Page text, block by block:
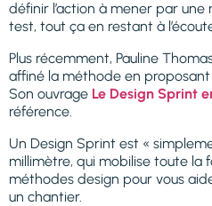
définir l’action à mener par
test, tout ça en restant à
Plus récemment, Pauline
affiné la méthode en
Son ouvrage Le Design Sprint
référence.
Un Design Sprint est «
millimètre, qui mobilise toute la
méthodes design pour vous
un chantier.